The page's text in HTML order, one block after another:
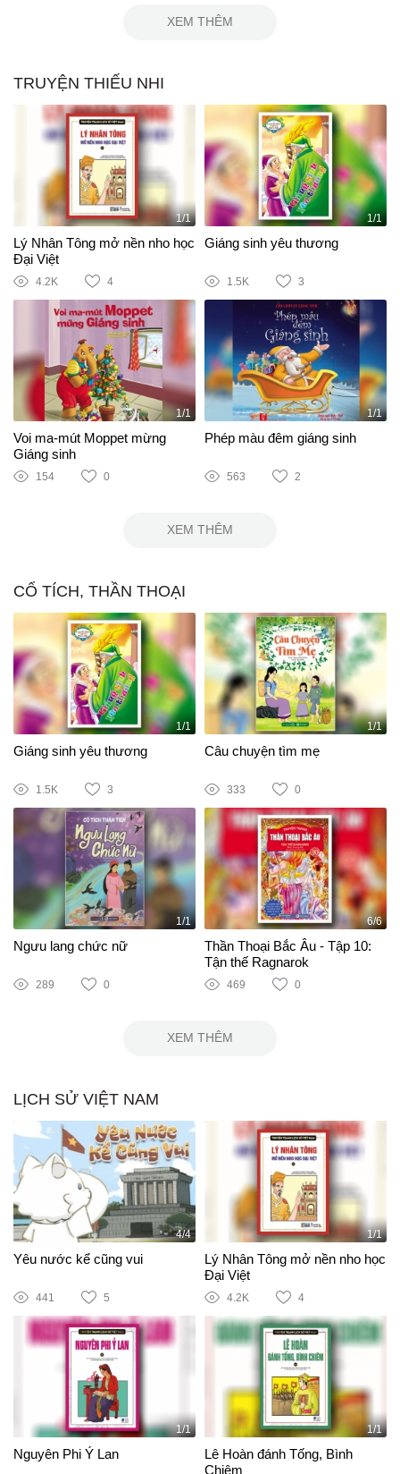
XEM THÊM
TRUYỆN THIẾU NHI
1/1
Lý Nhân Tông mở nền nho học
Đại Việt
4.2K 4
1/1
Giáng sinh yêu thương
1.5K 3
1/1
Voi ma-mút Moppet mừng
Giáng sinh
154 0
1/1
Phép màu đêm giáng sinh
563 2
XEM THÊM
CỔ TÍCH, THẦN THOẠI
1/1
Giáng sinh yêu thương
1.5K 3
1/1
Câu chuyện tìm mẹ
333 0
1/1
Ngưu lang chức nữ
289 0
6/6
Thần Thoại Bắc Âu - Tập 10:
Tận thế Ragnarok
469 0
XEM THÊM
LỊCH SỬ VIỆT NAM
4/4
Yêu nước kể cũng vui
441 5
1/1
Lý Nhân Tông mở nền nho học
Đại Việt
4.2K 4
1/1
Nguyên Phi Ỷ Lan
1/1
Lê Hoàn đánh Tống, Bình
Chiêm